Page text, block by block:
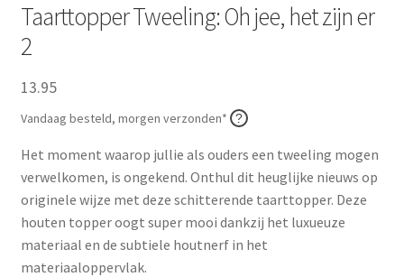
Wanddecoratie
Cadeautjes
Alle producten
Zakelijk
Taarttopper Tweeling: Oh jee, het zijn er
2
13.95
Vandaag besteld, morgen verzonden*
Het moment waarop jullie als ouders een tweeling mogen
verwelkomen, is ongekend. Onthul dit heuglijke nieuws op
originele wijze met deze schitterende taarttopper. Deze
houten topper oogt super mooi dankzij het luxueuze
materiaal en de subtiele houtnerf in het
materiaaloppervlak.